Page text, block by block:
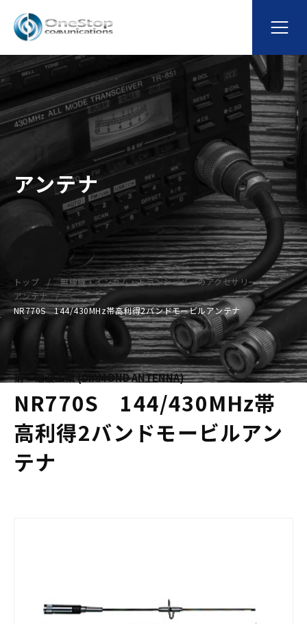
アンテナ
トップ
無線機・インカム・トランシーバーのアクセサリー
アンテナ
NR770S 144/430MHz帯高利得2バンドモービルアンテナ
第一電波工業 (DIAMOND ANTENNA)
NR770S 144/430MHz帯
高利得2バンドモービルアン
テナ